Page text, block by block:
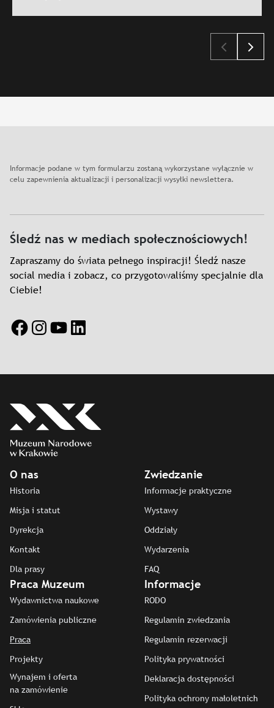
Informacje podane w tym formularzu zostaną wykorzystane wyłącznie w
celu zapewnienia aktualizacji i personalizacji wysyłki newslettera.
Śledź nas w mediach społecznościowych!
Zapraszamy do świata pełnego inspiracji! Śledź nasze
social media i zobacz, co przygotowaliśmy specjalnie dla
Ciebie!
Facebook
Instagram
YouTube
LinkedIn
O nas
Historia
Misja i statut
Dyrekcja
Kontakt
Dla prasy
Zwiedzanie
Informacje praktyczne
Wystawy
Oddziały
Wydarzenia
FAQ
Praca Muzeum
Wydawnictwa naukowe
Zamówienia publiczne
Praca
Projekty
Wynajem i oferta
na zamówienie
Informacje
RODO
Regulamin zwiedzania
Regulamin rezerwacji
Polityka prywatności
Deklaracja dostępności
Polityka ochrony małoletnich